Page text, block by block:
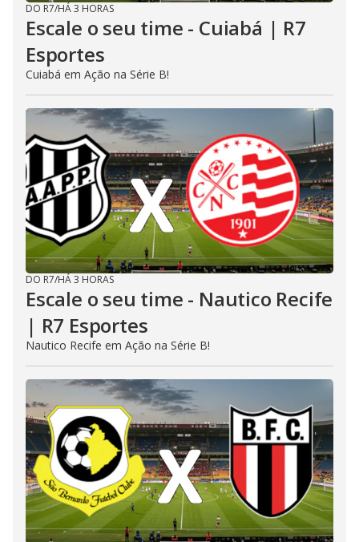
DO R7/HÁ 3 HORAS
Escale o seu time - Cuiabá | R7
Esportes
Cuiabá em Ação na Série B!
DO R7/HÁ 3 HORAS
Escale o seu time - Nautico Recife
| R7 Esportes
Nautico Recife em Ação na Série B!